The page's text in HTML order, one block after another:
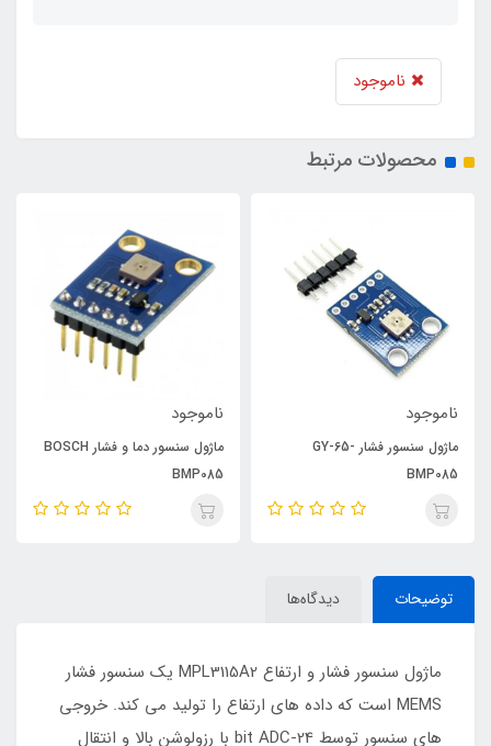
ناموجود
محصولات مرتبط
ناموجود
ماژول سنسور فشار GY-65-
BMP085
ناموجود
ماژول سنسور دما و فشار BOSCH
BMP085
توضیحات دیدگاه‌ها
ماژول سنسور فشار و ارتفاع MPL3115A2 یک سنسور فشار
MEMS است که داده های ارتفاع را تولید می کند. خروجی
های سنسور توسط 24-bit ADC با رزولوشن بالا و انتقال